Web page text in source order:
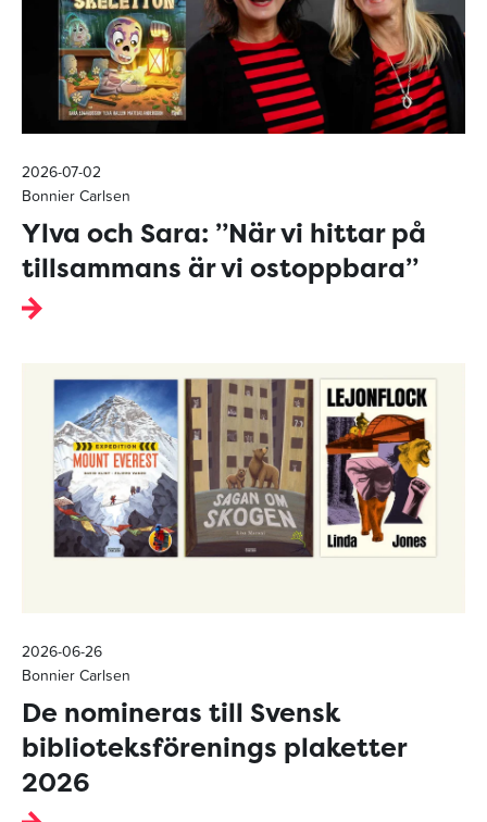
2026-07-02
Bonnier Carlsen
Ylva och Sara: ”När vi hittar på
tillsammans är vi ostoppbara”
2026-06-26
Bonnier Carlsen
De nomineras till Svensk
biblioteksförenings plaketter
2026